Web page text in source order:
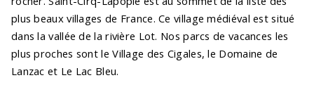
plus beaux villages de France. Ce village médiéval est situé
dans la vallée de la rivière Lot. Nos parcs de vacances les
plus proches sont le Village des Cigales, le Domaine de
Lanzac et Le Lac Bleu.